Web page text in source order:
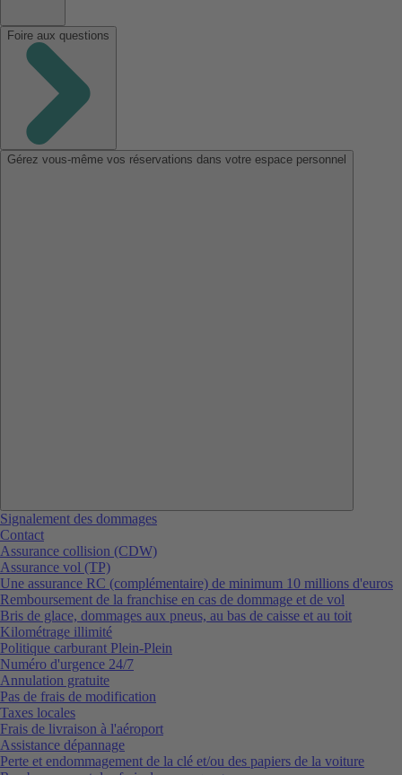
Foire aux questions
Gérez vous-même vos réservations dans votre espace personnel
Signalement des dommages
Contact
Assurance collision (CDW)
Assurance vol (TP)
Une assurance RC (complémentaire) de minimum 10 millions d'euros
Remboursement de la franchise en cas de dommage et de vol
Bris de glace, dommages aux pneus, au bas de caisse et au toit
Kilométrage illimité
Politique carburant Plein-Plein
Numéro d'urgence 24/7
Annulation gratuite
Pas de frais de modification
Taxes locales
Frais de livraison à l'aéroport
Assistance dépannage
Perte et endommagement de la clé et/ou des papiers de la voiture